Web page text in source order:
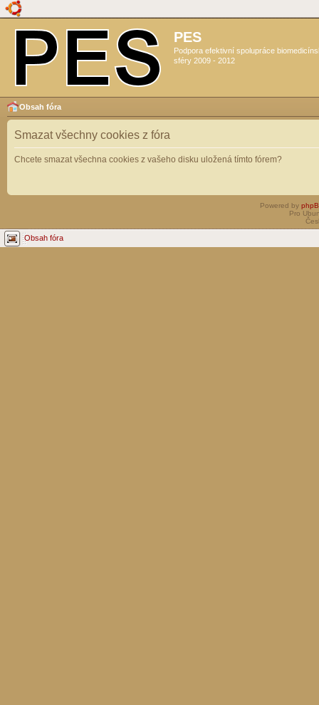
PES
Podpora efektivní spolupráce
sféry 2009 - 2012
Obsah fóra
Smazat všechny cookies z fóra
Chcete smazat všechna cookies z vašeho disku uložená tímto fórem?
Powered by
Pro
Obsah fóra